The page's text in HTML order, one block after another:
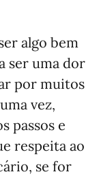
algo bem
ser uma dor
por muitos
vez,
passos e
respeita ao
se for